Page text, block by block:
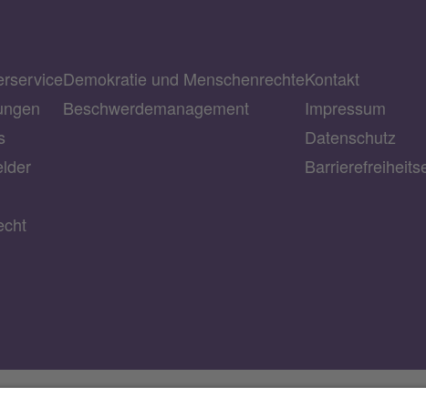
Demokratie und Menschenrechte
Beschwerdemanagement
Kontakt
Impressum
Datenschutz